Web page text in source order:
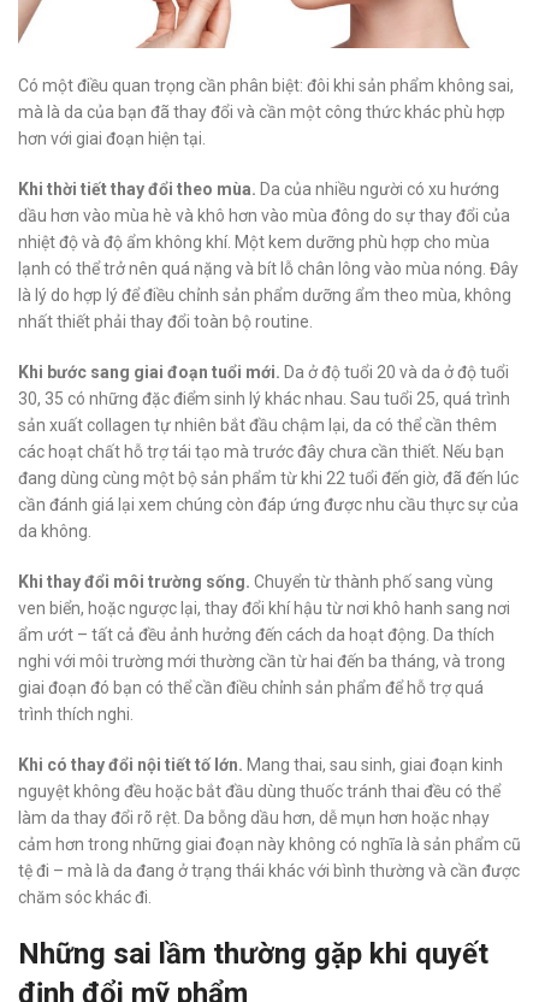
Có một điều quan trọng cần phân biệt: đôi khi sản phẩm không sai,
mà là da của bạn đã thay đổi và cần một công thức khác phù hợp
hơn với giai đoạn hiện tại.
Khi thời tiết thay đổi theo mùa. Da của nhiều người có xu hướng
dầu hơn vào mùa hè và khô hơn vào mùa đông do sự thay đổi của
nhiệt độ và độ ẩm không khí. Một kem dưỡng phù hợp cho mùa
lạnh có thể trở nên quá nặng và bít lỗ chân lông vào mùa nóng. Đây
là lý do hợp lý để điều chỉnh sản phẩm dưỡng ẩm theo mùa, không
nhất thiết phải thay đổi toàn bộ routine.
Khi bước sang giai đoạn tuổi mới. Da ở độ tuổi 20 và da ở độ tuổi
30, 35 có những đặc điểm sinh lý khác nhau. Sau tuổi 25, quá trình
sản xuất collagen tự nhiên bắt đầu chậm lại, da có thể cần thêm
các hoạt chất hỗ trợ tái tạo mà trước đây chưa cần thiết. Nếu bạn
đang dùng cùng một bộ sản phẩm từ khi 22 tuổi đến giờ, đã đến lúc
cần đánh giá lại xem chúng còn đáp ứng được nhu cầu thực sự của
da không.
Khi thay đổi môi trường sống. Chuyển từ thành phố sang vùng
ven biển, hoặc ngược lại, thay đổi khí hậu từ nơi khô hanh sang nơi
ẩm ướt – tất cả đều ảnh hưởng đến cách da hoạt động. Da thích
nghi với môi trường mới thường cần từ hai đến ba tháng, và trong
giai đoạn đó bạn có thể cần điều chỉnh sản phẩm để hỗ trợ quá
trình thích nghi.
Khi có thay đổi nội tiết tố lớn. Mang thai, sau sinh, giai đoạn kinh
nguyệt không đều hoặc bắt đầu dùng thuốc tránh thai đều có thể
làm da thay đổi rõ rệt. Da bỗng dầu hơn, dễ mụn hơn hoặc nhạy
cảm hơn trong những giai đoạn này không có nghĩa là sản phẩm cũ
tệ đi – mà là da đang ở trạng thái khác với bình thường và cần được
chăm sóc khác đi.
Những sai lầm thường gặp khi quyết
định đổi mỹ phẩm